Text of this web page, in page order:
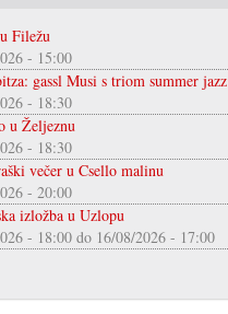
Filežu
- 15:00
gassl Musi s triom summer jazz
- 18:30
u Željeznu
- 18:30
večer u Csello malinu
- 20:00
izložba u Uzlopu
- 18:00 do 16/08/2026 - 17:00